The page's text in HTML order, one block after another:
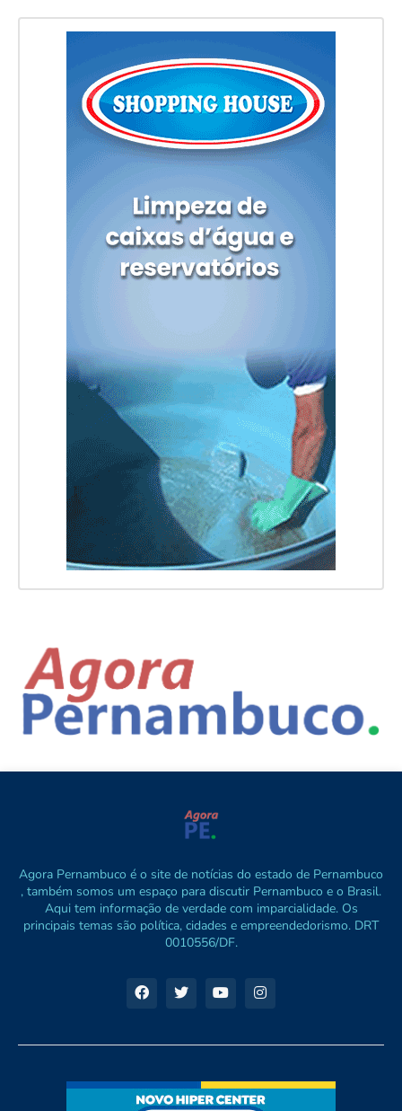
Agora Pernambuco é o site de notícias do estado de Pernambuco
, também somos um espaço para discutir Pernambuco e o Brasil.
Aqui tem informação de verdade com imparcialidade. Os
principais temas são política, cidades e empreendedorismo. DRT
0010556/DF.